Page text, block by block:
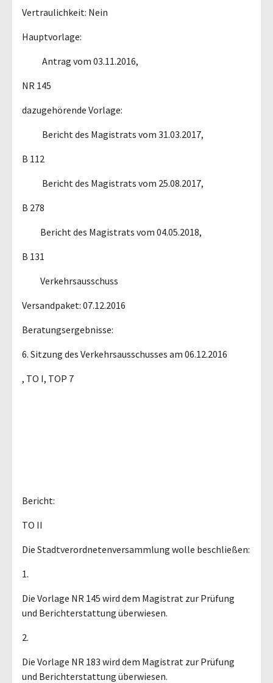
Vertraulichkeit: Nein
Hauptvorlage:
Antrag vom 03.11.2016,
NR 145
dazugehörende Vorlage:
Bericht des Magistrats vom 31.03.2017,
B 112
Bericht des Magistrats vom 25.08.2017,
B 278
Bericht des Magistrats vom 04.05.2018,
B 131
Verkehrsausschuss
Versandpaket: 07.12.2016
Beratungsergebnisse:
6. Sitzung des Verkehrsausschusses am 06.12.2016
, TO I, TOP 7
Bericht:
TO II
Die Stadtverordnetenversammlung wolle beschließen:
1.
Die Vorlage NR 145 wird dem Magistrat zur Prüfung
und Berichterstattung überwiesen.
2.
Die Vorlage NR 183 wird dem Magistrat zur Prüfung
und Berichterstattung überwiesen.